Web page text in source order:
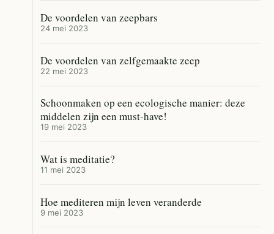
De voordelen van zeepbars
24 mei 2023
De voordelen van zelfgemaakte zeep
22 mei 2023
Schoonmaken op een ecologische manier: deze
middelen zijn een must-have!
19 mei 2023
Wat is meditatie?
11 mei 2023
Hoe mediteren mijn leven veranderde
9 mei 2023